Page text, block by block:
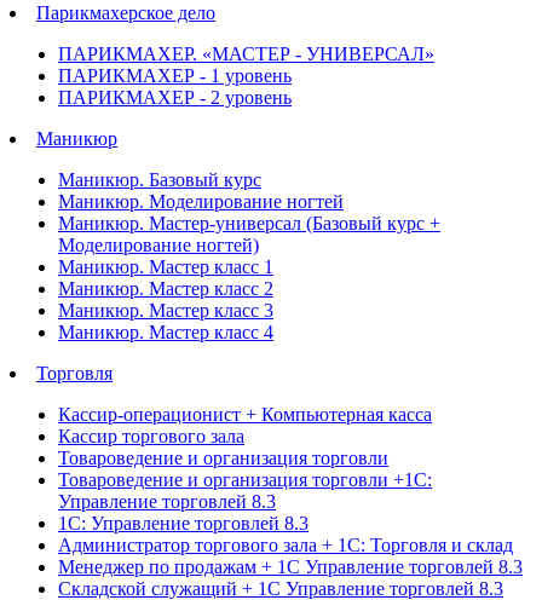
Парикмахерское дело
ПАРИКМАХЕР. «МАСТЕР - УНИВЕРСАЛ»
ПАРИКМАХЕР - 1 уровень
ПАРИКМАХЕР - 2 уровень
Маникюр
Маникюр. Базовый курс
Маникюр. Моделирование ногтей
Маникюр. Мастер-универсал (Базовый курс +
Моделирование ногтей)
Маникюр. Мастер класс 1
Маникюр. Мастер класс 2
Маникюр. Мастер класс 3
Маникюр. Мастер класс 4
Торговля
Кассир-операционист + Компьютерная касса
Кассир торгового зала
Товароведение и организация торговли
Товароведение и организация торговли +1С:
Управление торговлей 8.3
1С: Управление торговлей 8.3
Администратор торгового зала + 1С: Торговля и склад
Менеджер по продажам + 1С Управление торговлей 8.3
Складской служащий + 1С Управление торговлей 8.3